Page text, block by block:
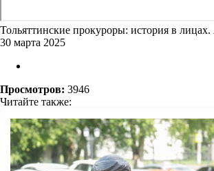
Тольяттинские прокуроры: история в
30 марта 2025
Просмотров: 3946
Читайте также: